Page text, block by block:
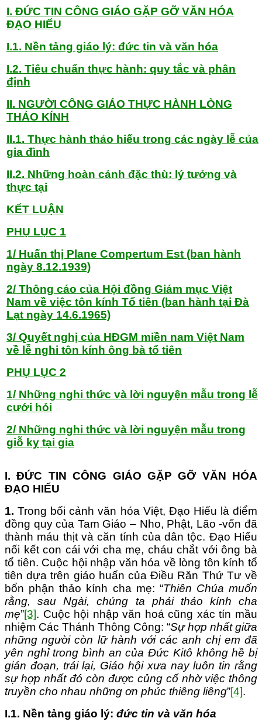
I. ĐỨC TIN CÔNG GIÁO GẶP GỠ VĂN HÓA
ĐẠO HIẾU
I.1. Nền tảng giáo lý: đức tin và văn hóa
I.2. Tiêu chuẩn thực hành: quy tắc và phân
định
II. NGƯỜI CÔNG GIÁO THỰC HÀNH LÒNG
THẢO KÍNH
II.1. Thực hành thảo hiếu trong các ngày lễ của
gia đình
II.2. Những hoàn cảnh đặc thù: lý tưởng và
thực tại
KẾT LUẬN
PHỤ LỤC 1
1/ Huấn thị Plane Compertum Est (ban hành
ngày 8.12.1939)
2/ Thông cáo của Hội đồng Giám mục Việt
Nam về việc tôn kính Tổ tiên (ban hành tại Đà
Lạt ngày 14.6.1965)
3/ Quyết nghị của HĐGM miền nam Việt Nam
về lễ nghi tôn kính ông bà tổ tiên
PHỤ LỤC 2
1/ Những nghi thức và lời nguyện mẫu trong lễ
cưới hỏi
2/ Những nghi thức và lời nguyện mẫu trong
giỗ kỵ tại gia
I. ĐỨC TIN CÔNG GIÁO GẶP GỠ VĂN HÓA
ĐẠO HIẾU
1.Trong bối cảnh văn hóa Việt, Đạo Hiếu là điểm
đồng quy của Tam Giáo – Nho, Phật, Lão -vốn đã
thành máu thịt và căn tính của dân tộc. Đạo Hiếu
nối kết con cái với cha mẹ, cháu chắt với ông bà
tổ tiên. Cuộc hội nhập văn hóa về lòng tôn kính tổ
tiên dựa trên giáo huấn của Điều Răn Thứ Tư về
bổn phận thảo kính cha mẹ: “Thiên Chúa muốn
rằng, sau Ngài, chúng ta phải thảo kính cha
mẹ”[3]. Cuộc hội nhập văn hoá cũng xác tín mầu
nhiệm Các Thánh Thông Công: “Sự hợp nhất giữa
những người còn lữ hành với các anh chị em đã
yên nghỉ trong bình an của Đức Kitô không hề bị
gián đoạn, trái lại, Giáo hội xưa nay luôn tin rằng
sự hợp nhất đó còn được củng cố nhờ việc thông
truyền cho nhau những ơn phúc thiêng liêng”[4].
I.1. Nền tảng giáo lý: đức tin và văn hóa